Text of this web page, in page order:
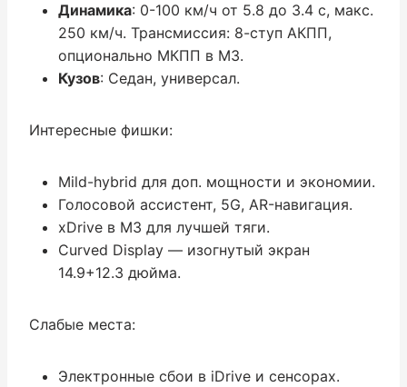
Динамика: 0-100 км/ч от 5.8 до 3.4 с, макс.
250 км/ч. Трансмиссия: 8-ступ АКПП,
опционально МКПП в M3.
Кузов: Седан, универсал.
Интересные фишки:
Mild-hybrid для доп. мощности и экономии.
Голосовой ассистент, 5G, AR-навигация.
xDrive в M3 для лучшей тяги.
Curved Display — изогнутый экран
14.9+12.3 дюйма.
Слабые места:
Электронные сбои в iDrive и сенсорах.